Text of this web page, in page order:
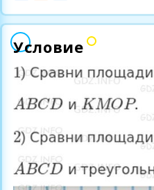
Условие